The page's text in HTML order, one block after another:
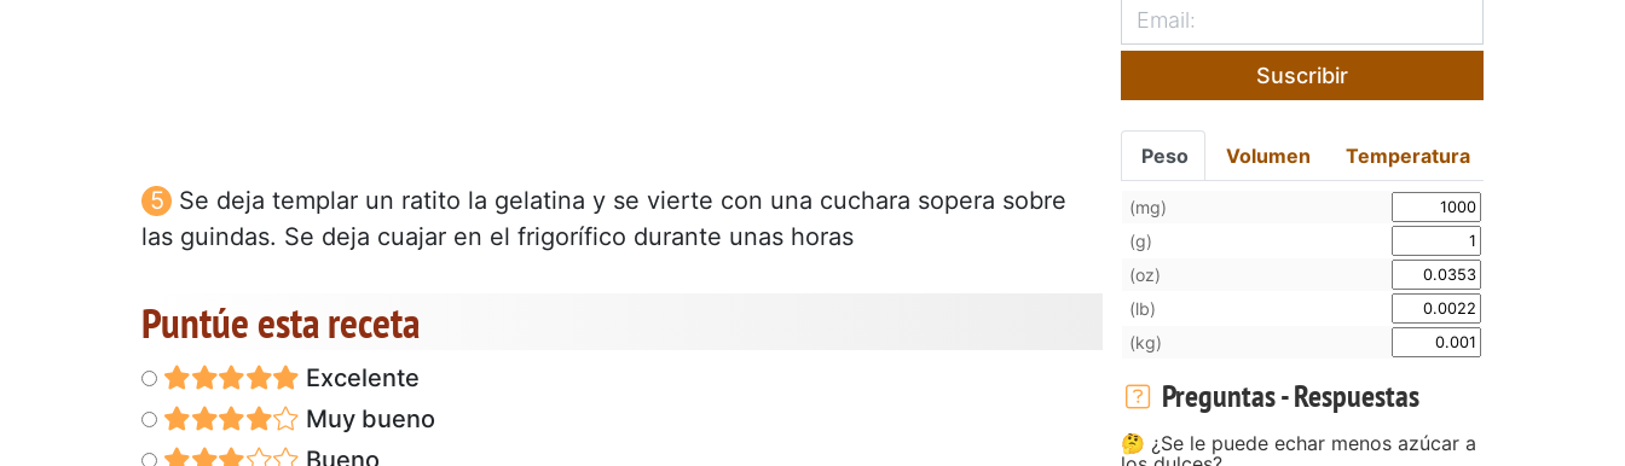
Se deja templar un ratito la gelatina y se vierte con una cuchara sopera sobre
las guindas. Se deja cuajar en el frigorífico durante unas horas
Puntúe esta receta
Excelente
Muy bueno
Bueno
Suscribir
Peso Volumen Temperatura
(mg)
(g)
(oz)
(lb)
(kg)
Preguntas - Respuestas
🤔 ¿Se le puede echar menos azúcar a